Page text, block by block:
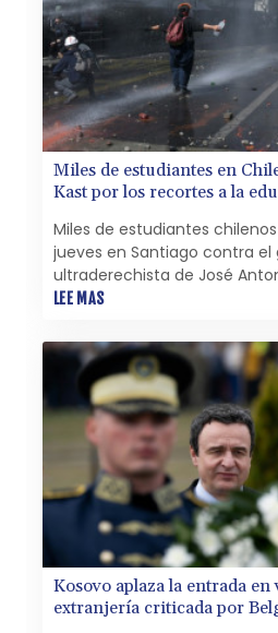
Miles de estudiantes en
Kast por los recortes a la
Miles de estudiantes
jueves en Santiago contra el
ultraderechista de José
un ajuste a la gratuidad de
de Educación, constató la
LEE MAS
Kosovo aplaza la entrada
extranjería criticada por